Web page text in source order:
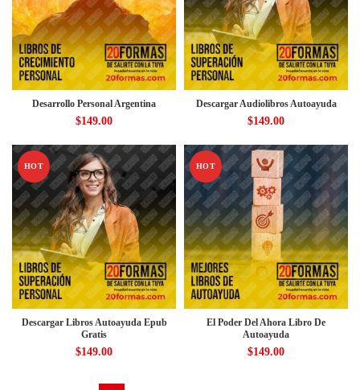
Desarrollo Personal Argentina
$149.00
Descargar Audiolibros Autoayuda
$149.00
HOT
Descargar Libros Autoayuda Epub
Gratis
$149.00
HOT
El Poder Del Ahora Libro De
Autoayuda
$149.00